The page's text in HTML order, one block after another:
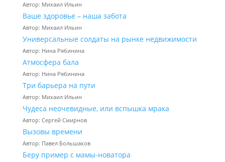
Автор: Михаил Ильин
Ваше здоровье – наша забота
Автор: Михаил Ильин
Универсальные солдаты на рынке недвижимости
Автор: Нина Рябинина
Атмосфера бала
Автор: Нина Рябинина
Три барьера на пути
Автор: Михаил Ильин
Чудеса неочевидные, или вспышка мрака
Автор: Сергей Смирнов
Вызовы времени
Автор: Павел Большаков
Беру пример с мамы-новатора